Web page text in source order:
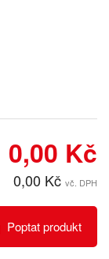
0,00 Kč
0,00 Kč vč. DPH
Poptat produkt